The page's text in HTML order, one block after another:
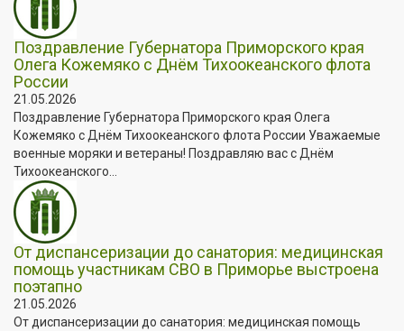
Поздравление Губернатора Приморского края
Олега Кожемяко с Днём Тихоокеанского флота
России
21.05.2026
Поздравление Губернатора Приморского края Олега
Кожемяко с Днём Тихоокеанского флота России Уважаемые
военные моряки и ветераны! Поздравляю вас с Днём
Тихоокеанского...
От диспансеризации до санатория: медицинская
помощь участникам СВО в Приморье выстроена
поэтапно
21.05.2026
От диспансеризации до санатория: медицинская помощь